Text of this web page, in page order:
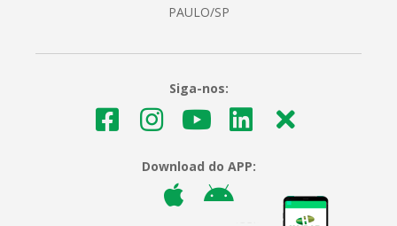
PAULO/SP
Siga-nos:
Download do APP: